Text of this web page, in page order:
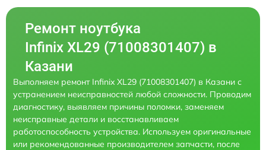
Ремонт ноутбука
Infinix XL29 (71008301407) в
Казани
Выполняем ремонт Infinix XL29 (71008301407) в Казани с
устранением неисправностей любой сложности. Проводим
диагностику, выявляем причины поломки, заменяем
неисправные детали и восстанавливаем
работоспособность устройства. Используем оригинальные
или рекомендованные производителем запчасти, после